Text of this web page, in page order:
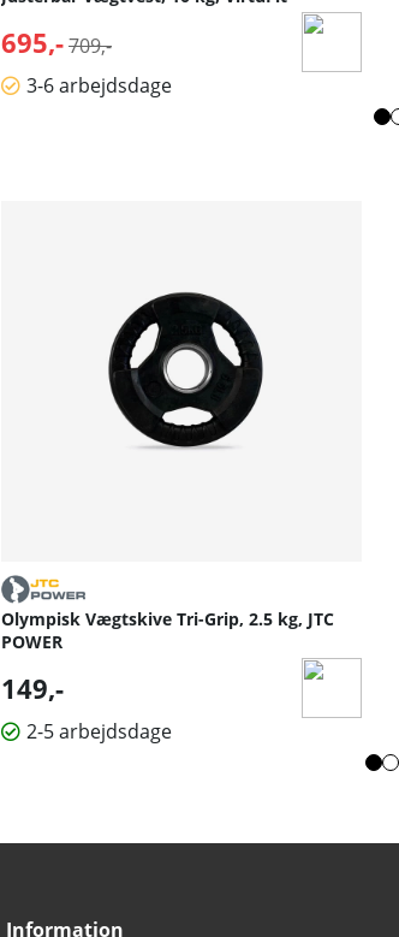
695,-Normalpris:
709,-
3-6 arbejdsdage
Olympisk Vægtskive Tri-Grip, 2.5 kg, JTC
POWER
149,-
2-5 arbejdsdage
Information